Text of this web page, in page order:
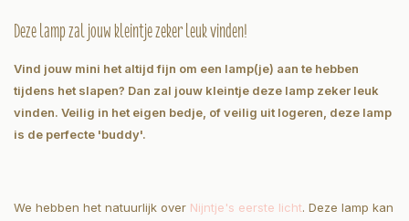
Deze lamp zal jouw kleintje zeker leuk vinden!
Vind jouw mini het altijd fijn om een lamp(je) aan te hebben
tijdens het slapen? Dan zal jouw kleintje deze lamp zeker leuk
vinden. Veilig in het eigen bedje, of veilig uit logeren, deze lamp
is de perfecte 'buddy'.
We hebben het natuurlijk over Nijntje's eerste licht. Deze lamp kan